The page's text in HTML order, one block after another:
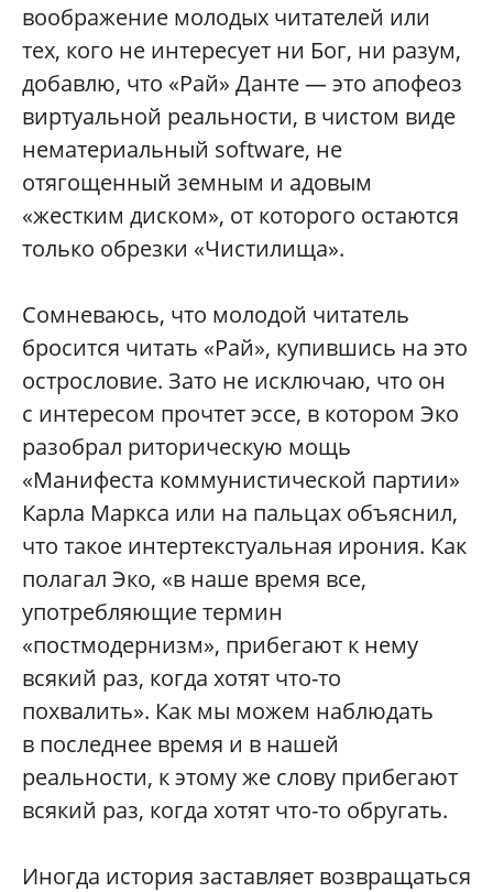
воображение молодых читателей или
тех, кого не интересует ни Бог, ни разум,
добавлю, что «Рай» Данте — это апофеоз
виртуальной реальности, в чистом виде
нематериальный software, не
отягощенный земным и адовым
«жестким диском», от которого остаются
только обрезки «Чистилища».
Сомневаюсь, что молодой читатель
бросится читать «Рай», купившись на это
острословие. Зато не исключаю, что он
с интересом прочтет эссе, в котором Эко
разобрал риторическую мощь
«Манифеста коммунистической партии»
Карла Маркса или на пальцах объяснил,
что такое интертекстуальная ирония. Как
полагал Эко, «в наше время все,
употребляющие термин
«постмодернизм», прибегают к нему
всякий раз, когда хотят что-то
похвалить». Как мы можем наблюдать
в последнее время и в нашей
реальности, к этому же слову прибегают
всякий раз, когда хотят что-то обругать.
Иногда история заставляет возвращаться